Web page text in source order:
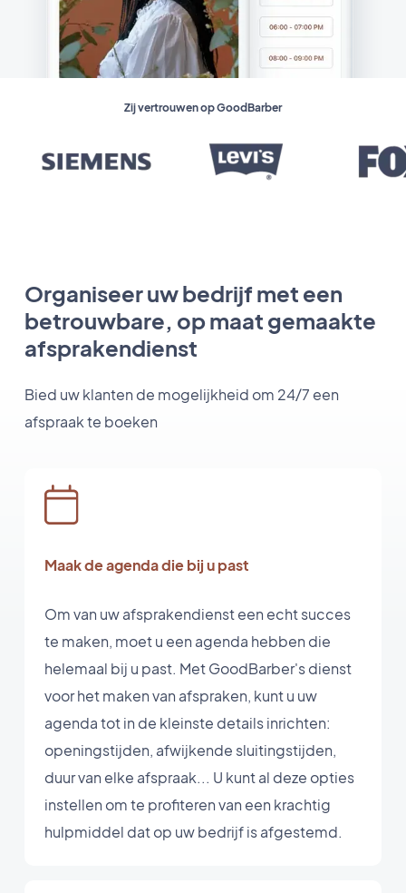
Zij vertrouwen op GoodBarber
Organiseer uw bedrijf met een
betrouwbare, op maat gemaakte
afsprakendienst
Bied uw klanten de mogelijkheid om 24/7 een
afspraak te boeken
Maak de agenda die bij u past
Om van uw afsprakendienst een echt succes
te maken, moet u een agenda hebben die
helemaal bij u past. Met GoodBarber's dienst
voor het maken van afspraken, kunt u uw
agenda tot in de kleinste details inrichten:
openingstijden, afwijkende sluitingstijden,
duur van elke afspraak... U kunt al deze opties
instellen om te profiteren van een krachtig
hulpmiddel dat op uw bedrijf is afgestemd.